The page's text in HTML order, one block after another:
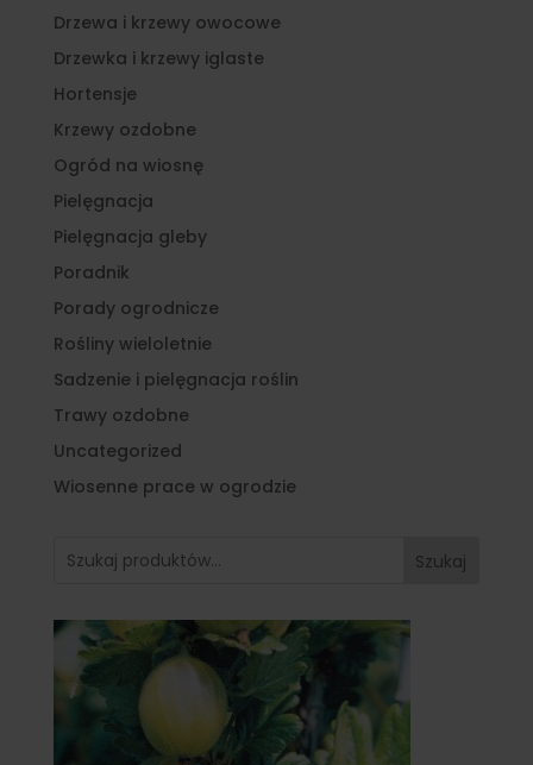
Drzewa i krzewy owocowe
Drzewka i krzewy iglaste
Hortensje
Krzewy ozdobne
Ogród na wiosnę
Pielęgnacja
Pielęgnacja gleby
Poradnik
Porady ogrodnicze
Rośliny wieloletnie
Sadzenie i pielęgnacja roślin
Trawy ozdobne
Uncategorized
Wiosenne prace w ogrodzie
Szukaj